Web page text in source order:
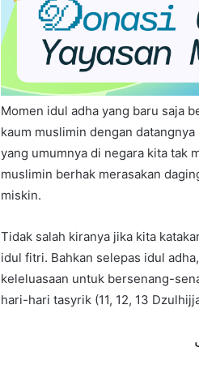
Momen idul adha yang baru saja
kaum muslimin dengan
yang umumnya di negara kita tak
muslimin berhak merasakan
miskin.
Tidak salah kiranya jika kita
idul fitri. Bahkan selepas idul
keleluasaan untuk bersenang-
hari-hari tasyrik (11, 12, 13